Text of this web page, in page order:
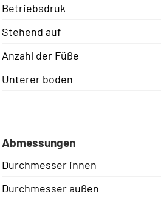
Betriebsdruk
Stehend auf
Anzahl der Füße
Unterer boden
Abmessungen
Durchmesser innen
Durchmesser außen